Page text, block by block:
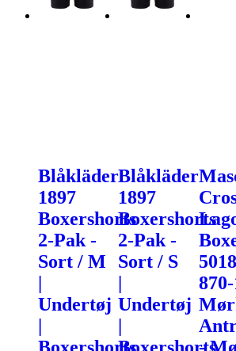
Blåkläder
1897
Boxershorts
2-Pak -
Sort / M
|
Undertøj
|
Boxershorts
Blåkläder
1897
Boxershorts
2-Pak -
Sort / S
|
Undertøj
|
Boxershorts
-